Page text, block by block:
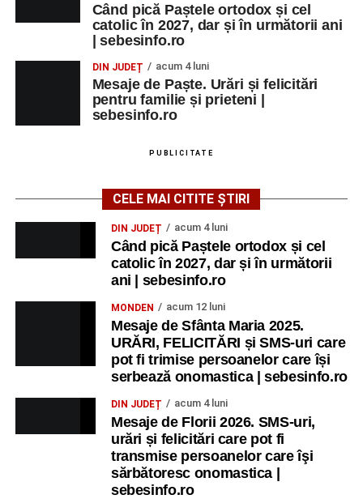
Când pică Paștele ortodox și cel
catolic în 2027, dar și în următorii ani
| sebesinfo.ro
DIN JUDEȚ acum 4 luni
Mesaje de Paște. Urări și felicitări
pentru familie și prieteni |
sebesinfo.ro
PUBLICITATE
CELE MAI CITITE ȘTIRI
DIN JUDEȚ acum 4 luni
Când pică Paștele ortodox și cel
catolic în 2027, dar și în următorii
ani | sebesinfo.ro
MONDEN acum 12 luni
Mesaje de Sfânta Maria 2025.
URĂRI, FELICITĂRI și SMS-uri care
pot fi trimise persoanelor care își
serbează onomastica | sebesinfo.ro
DIN JUDEȚ acum 4 luni
Mesaje de Florii 2026. SMS-uri,
urări și felicitări care pot fi
transmise persoanelor care îşi
sărbătoresc onomastica |
sebesinfo.ro